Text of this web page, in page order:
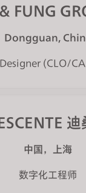
FUNG
Dongguan,
Designer (CLO/
迪
中国，上海
数字化工程师